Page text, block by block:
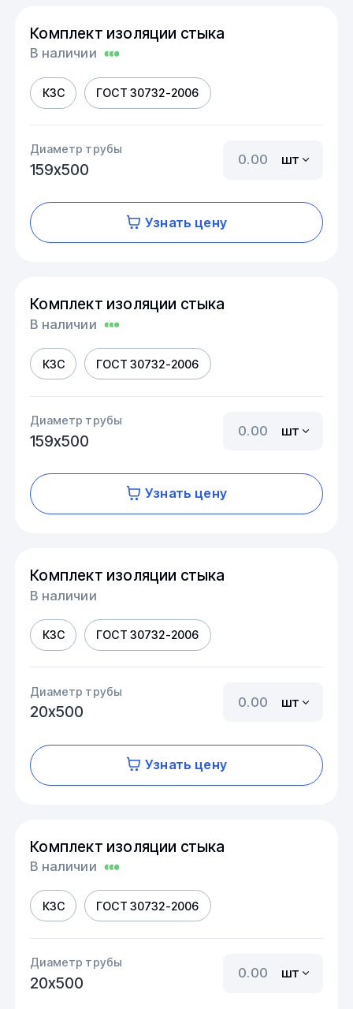
Комплект изоляции стыка
В наличии
КЗС ГОСТ 30732-2006
Диаметр трубы
159х500
шт
Узнать цену
Комплект изоляции стыка
В наличии
КЗС ГОСТ 30732-2006
Диаметр трубы
159х500
шт
Узнать цену
Комплект изоляции стыка
В наличии
КЗС ГОСТ 30732-2006
Диаметр трубы
20х500
шт
Узнать цену
Комплект изоляции стыка
В наличии
КЗС ГОСТ 30732-2006
Диаметр трубы
20х500
шт